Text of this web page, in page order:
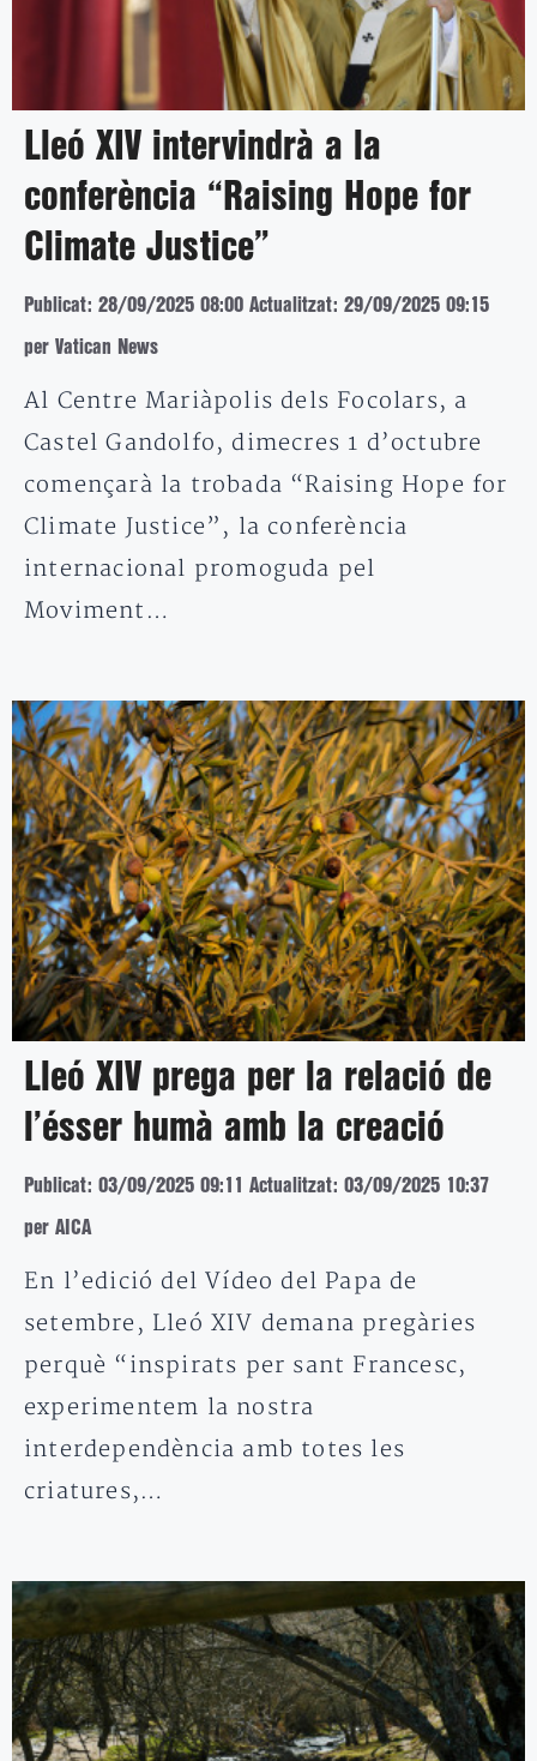
Lleó XIV intervindrà a la
conferència “Raising Hope for
Climate Justice”
Publicat: 28/09/2025 08:00 Actualitzat: 29/09/2025 09:15
per Vatican News
Al Centre Mariàpolis dels Focolars, a
Castel Gandolfo, dimecres 1 d’octubre
començarà la trobada “Raising Hope for
Climate Justice”, la conferència
internacional promoguda pel
Moviment…
Lleó XIV prega per la relació de
l’ésser humà amb la creació
Publicat: 03/09/2025 09:11 Actualitzat: 03/09/2025 10:37
per AICA
En l’edició del Vídeo del Papa de
setembre, Lleó XIV demana pregàries
perquè “inspirats per sant Francesc,
experimentem la nostra
interdependència amb totes les
criatures,…